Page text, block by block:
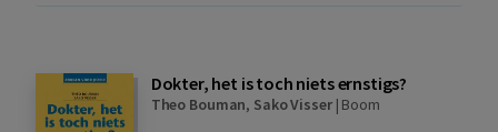
Dokter, het is toch niets ernstigs?
Theo Bouman, Sako Visser| Boom